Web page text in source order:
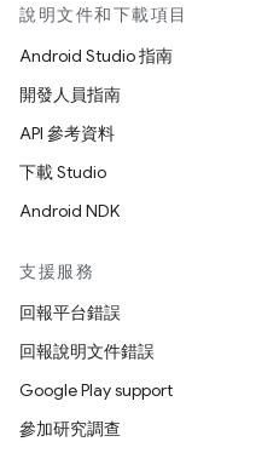
說明文件和下載項目
Android Studio 指南
開發人員指南
API 參考資料
下載 Studio
Android NDK
支援服務
回報平台錯誤
回報說明文件錯誤
Google Play support
參加研究調查